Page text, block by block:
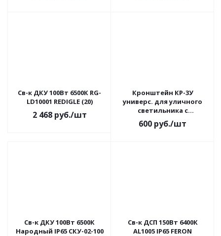
Св-к ДКУ 100Вт 6500К RG-
LD10001 REDIGLE (20)
2 468руб./шт
Кронштейн КР-3У
универс. для уличного
светильника с
переменным углом под
ленту TDM 1/10
600 руб./шт
Св-к ДКУ 100Вт 6500К
Народный IP65 СКУ-02-100
Св-к ДСП 150Вт 6400К
AL1005 IP65 FERON